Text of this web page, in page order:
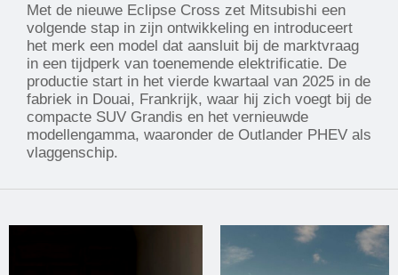
Met de nieuwe Eclipse Cross zet Mitsubishi een
volgende stap in zijn ontwikkeling en introduceert
het merk een model dat aansluit bij de marktvraag
in een tijdperk van toenemende elektrificatie. De
productie start in het vierde kwartaal van 2025 in de
fabriek in Douai, Frankrijk, waar hij zich voegt bij de
compacte SUV Grandis en het vernieuwde
modellengamma, waaronder de Outlander PHEV als
vlaggenschip.